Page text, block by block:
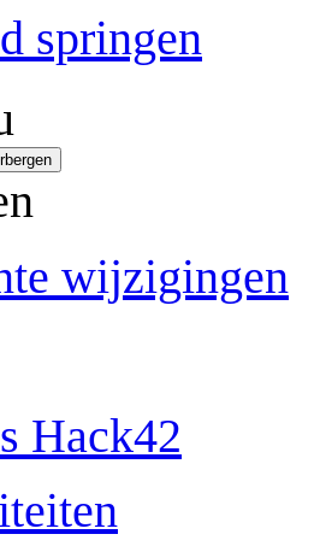
springen
wijzigingen
Hack42